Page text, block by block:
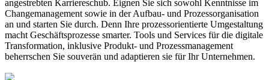
angestrebten Karriereschub. Eignen Sie sich sowohl Kenntnisse im
Changemanagement sowie in der Aufbau- und Prozessorganisation
an und starten Sie durch. Denn Ihre prozessorientierte Umgestaltung
macht Geschäftsprozesse smarter. Tools und Services für die digitale
Transformation, inklusive Produkt- und Prozessmanagement
beherrschen Sie souverän und adaptieren sie für Ihr Unternehmen.